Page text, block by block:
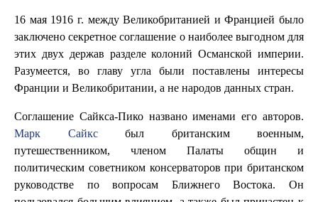
16 мая 1916 г. между Великобританией и Францией было
заключено секретное соглашение о наиболее выгодном для
этих двух держав разделе колоний Османской империи.
Разумеется, во главу угла были поставлены интересы
Франции и Великобритании, а не народов данных стран.
Соглашение Сайкса-Пико названо именами его авторов.
Марк Сайксбыл британским военным,
путешественником, членом Палаты общин и
политическим советником консерваторов при британском
руководстве по вопросам Ближнего Востока. Он